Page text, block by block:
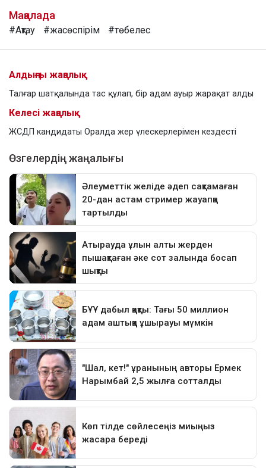
Мақалада
#Ақтау #жасөспірім #төбелес
Алдыңғы жаңалық
Талғар шатқалында тас құлап, бір адам ауыр жарақат алды
Келесі жаңалық
ЖСДП кандидаты Оралда жер үлескерлерімен кездесті